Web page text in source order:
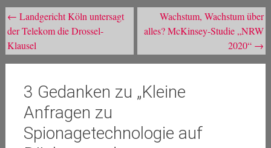
Beitragsnavigation
← Landgericht Köln untersagt
der Telekom die Drossel-
Klausel
Wachstum, Wachstum über
alles? McKinsey-Studie „NRW
2020“ →
3 Gedanken zu „Kleine
Anfragen zu
Spionagetechnologie auf